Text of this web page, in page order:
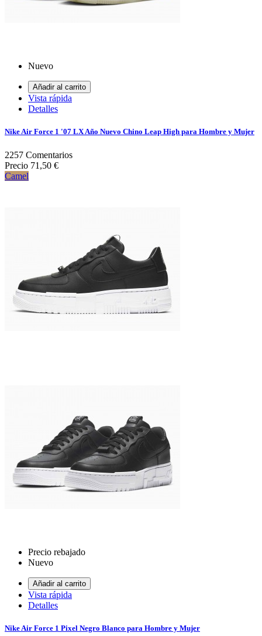
Nuevo
Añadir al carrito
Vista rápida
Detalles
Nike Air Force 1 '07 LX Año Nuevo Chino Leap High para Hombre y Mujer
2257 Comentarios
Precio 71,50 €
Camel
Precio rebajado
Nuevo
Añadir al carrito
Vista rápida
Detalles
Nike Air Force 1 Pixel Negro Blanco para Hombre y Mujer